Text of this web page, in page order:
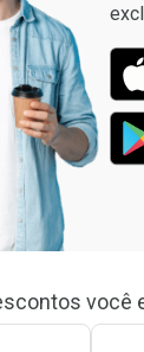
você